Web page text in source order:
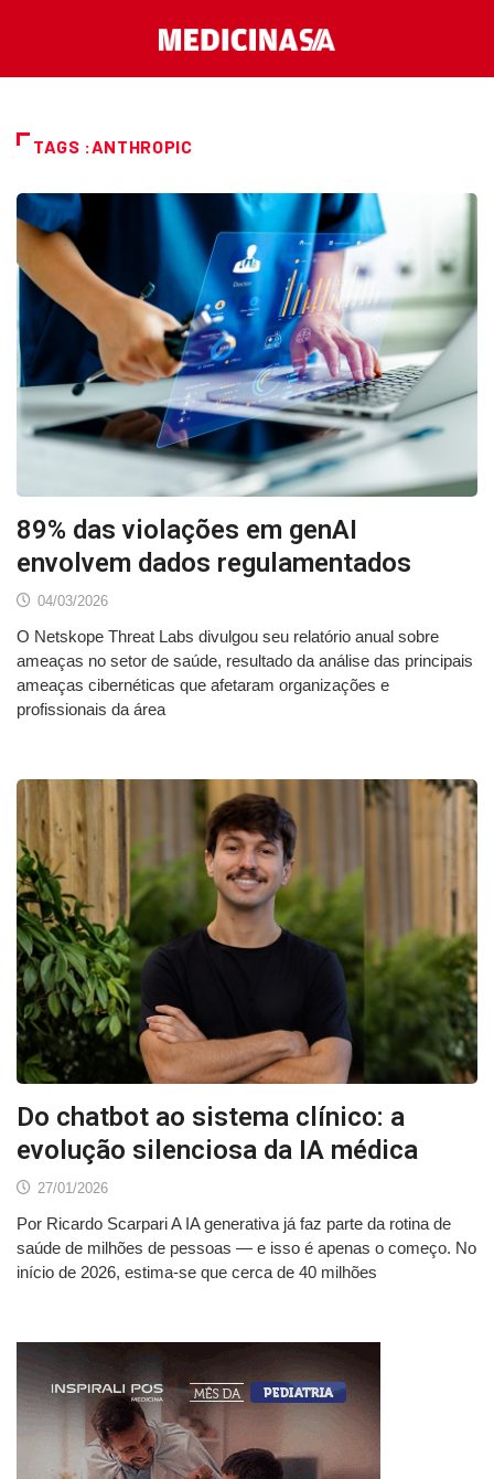
TAGS :ANTHROPIC
89% das violações em genAI
envolvem dados regulamentados
04/03/2026
O Netskope Threat Labs divulgou seu relatório anual sobre
ameaças no setor de saúde, resultado da análise das principais
ameaças cibernéticas que afetaram organizações e
profissionais da área
Do chatbot ao sistema clínico: a
evolução silenciosa da IA médica
27/01/2026
Por Ricardo Scarpari A IA generativa já faz parte da rotina de
saúde de milhões de pessoas — e isso é apenas o começo. No
início de 2026, estima-se que cerca de 40 milhões